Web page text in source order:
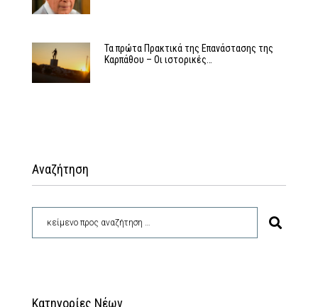
Τα πρώτα Πρακτικά της Επανάστασης της
Καρπάθου – Οι ιστορικές…
Αναζήτηση
Κατηγορίες Νέων